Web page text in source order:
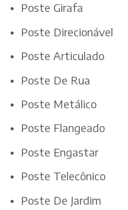
Poste Girafa
Poste Direcionável
Poste Articulado
Poste De Rua
Poste Metálico
Poste Flangeado
Poste Engastar
Poste Telecônico
Poste De Jardim